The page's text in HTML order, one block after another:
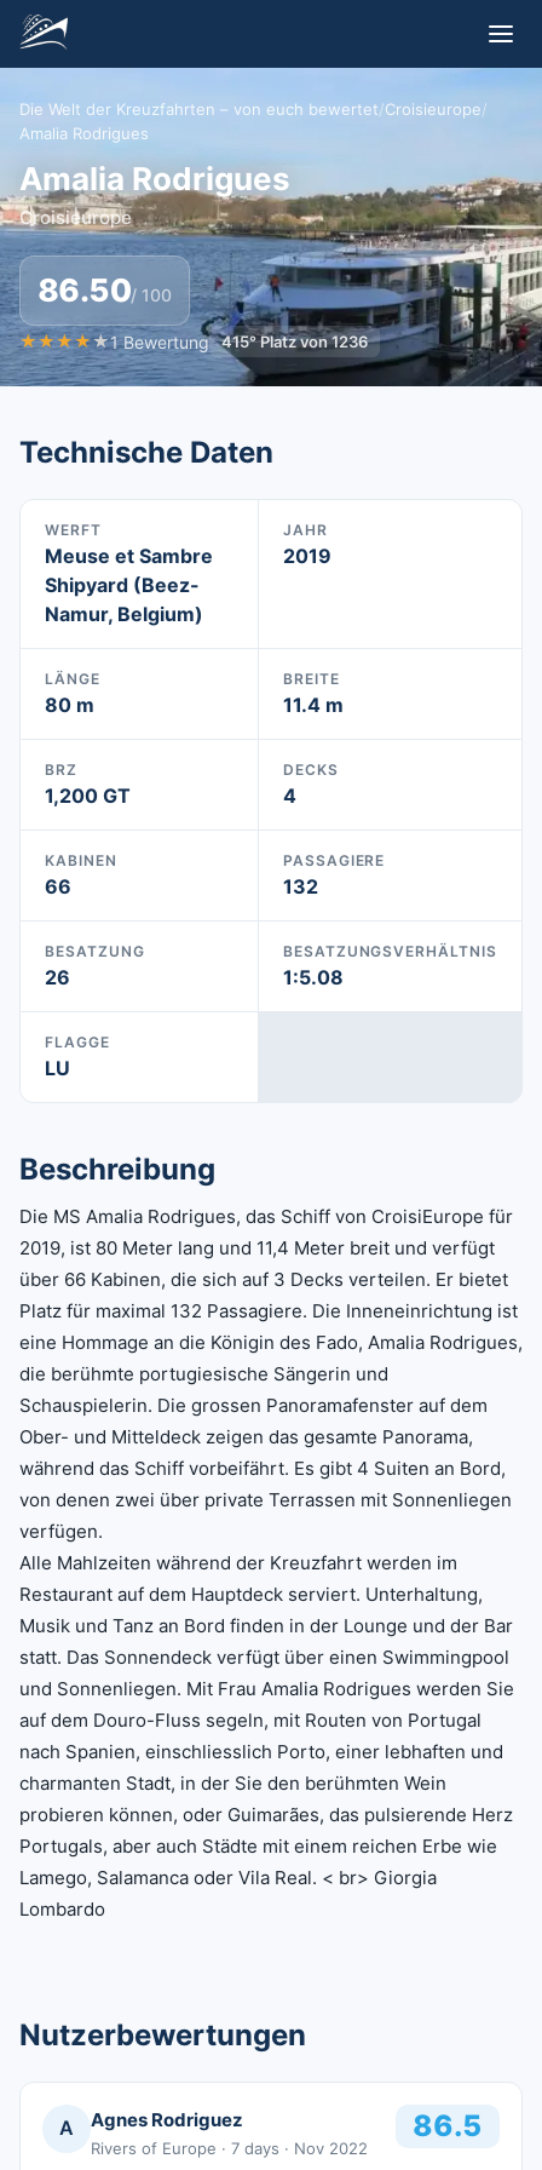
Die Welt der Kreuzfahrten – von euch bewertet/Croisieurope/
Amalia Rodrigues
Amalia Rodrigues
Croisieurope
86.50/ 100
★★★★★1 Bewertung 415°Platz von1236
Technische Daten
WERFT
Meuse et Sambre
Shipyard (Beez-
Namur, Belgium)
JAHR
2019
LÄNGE
80 m
BREITE
11.4 m
BRZ
1,200 GT
DECKS
4
KABINEN
66
PASSAGIERE
132
BESATZUNG
26
BESATZUNGSVERHÄLTNIS
1:5.08
FLAGGE
LU
Beschreibung
Die MS Amalia Rodrigues, das Schiff von CroisiEurope für
2019, ist 80 Meter lang und 11,4 Meter breit und verfügt
über 66 Kabinen, die sich auf 3 Decks verteilen. Er bietet
Platz für maximal 132 Passagiere. Die Inneneinrichtung ist
eine Hommage an die Königin des Fado, Amalia Rodrigues,
die berühmte portugiesische Sängerin und
Schauspielerin. Die grossen Panoramafenster auf dem
Ober- und Mitteldeck zeigen das gesamte Panorama,
während das Schiff vorbeifährt. Es gibt 4 Suiten an Bord,
von denen zwei über private Terrassen mit Sonnenliegen
verfügen.
Alle Mahlzeiten während der Kreuzfahrt werden im
Restaurant auf dem Hauptdeck serviert. Unterhaltung,
Musik und Tanz an Bord finden in der Lounge und der Bar
statt. Das Sonnendeck verfügt über einen Swimmingpool
und Sonnenliegen. Mit Frau Amalia Rodrigues werden Sie
auf dem Douro-Fluss segeln, mit Routen von Portugal
nach Spanien, einschliesslich Porto, einer lebhaften und
charmanten Stadt, in der Sie den berühmten Wein
probieren können, oder Guimarães, das pulsierende Herz
Portugals, aber auch Städte mit einem reichen Erbe wie
Lamego, Salamanca oder Vila Real. < br> Giorgia
Lombardo
Nutzerbewertungen
A Agnes Rodriguez
Rivers of Europe · 7 days · Nov 2022
86.5